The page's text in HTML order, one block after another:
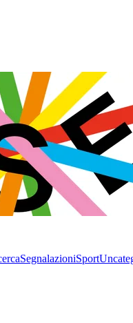
SegnalazioniSport